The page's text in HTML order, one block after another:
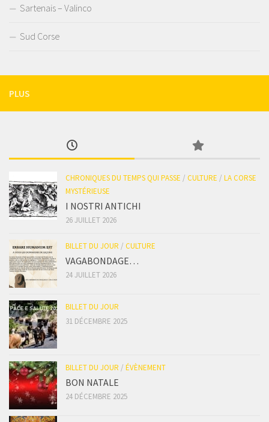
Sartenais – Valinco
Sud Corse
PLUS
CHRONIQUES DU TEMPS QUI PASSE / CULTURE / LA CORSE
MYSTÉRIEUSE
I NOSTRI ANTICHI
26 JUILLET 2026
BILLET DU JOUR / CULTURE
VAGABONDAGE…
24 JUILLET 2026
BILLET DU JOUR
31 DÉCEMBRE 2025
BILLET DU JOUR / ÉVÈNEMENT
BON NATALE
24 DÉCEMBRE 2025